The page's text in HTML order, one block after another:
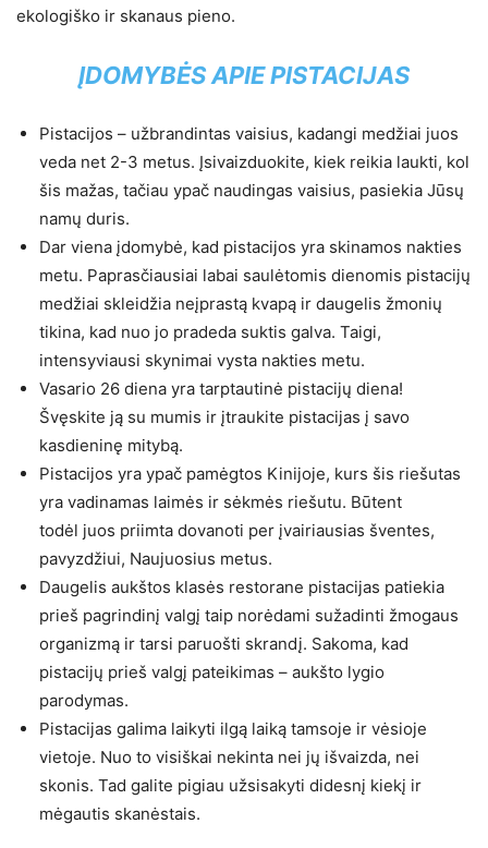
ekologiško ir skanaus pieno.
ĮDOMYBĖS APIE PISTACIJAS
Pistacijos – užbrandintas vaisius, kadangi medžiai juos
veda net 2-3 metus. Įsivaizduokite, kiek reikia laukti, kol
šis mažas, tačiau ypač naudingas vaisius, pasiekia Jūsų
namų duris.
Dar viena įdomybė, kad pistacijos yra skinamos nakties
metu. Paprasčiausiai labai saulėtomis dienomis pistacijų
medžiai skleidžia neįprastą kvapą ir daugelis žmonių
tikina, kad nuo jo pradeda suktis galva. Taigi,
intensyviausi skynimai vysta nakties metu.
Vasario 26 diena yra tarptautinė pistacijų diena!
Švęskite ją su mumis ir įtraukite pistacijas į savo
kasdieninę mitybą.
Pistacijos yra ypač pamėgtos Kinijoje, kurs šis riešutas
yra vadinamas laimės ir sėkmės riešutu. Būtent
todėl juos priimta dovanoti per įvairiausias šventes,
pavyzdžiui, Naujuosius metus.
Daugelis aukštos klasės restorane pistacijas patiekia
prieš pagrindinį valgį taip norėdami sužadinti žmogaus
organizmą ir tarsi paruošti skrandį. Sakoma, kad
pistacijų prieš valgį pateikimas – aukšto lygio
parodymas.
Pistacijas galima laikyti ilgą laiką tamsoje ir vėsioje
vietoje. Nuo to visiškai nekinta nei jų išvaizda, nei
skonis. Tad galite pigiau užsisakyti didesnį kiekį ir
mėgautis skanėstais.